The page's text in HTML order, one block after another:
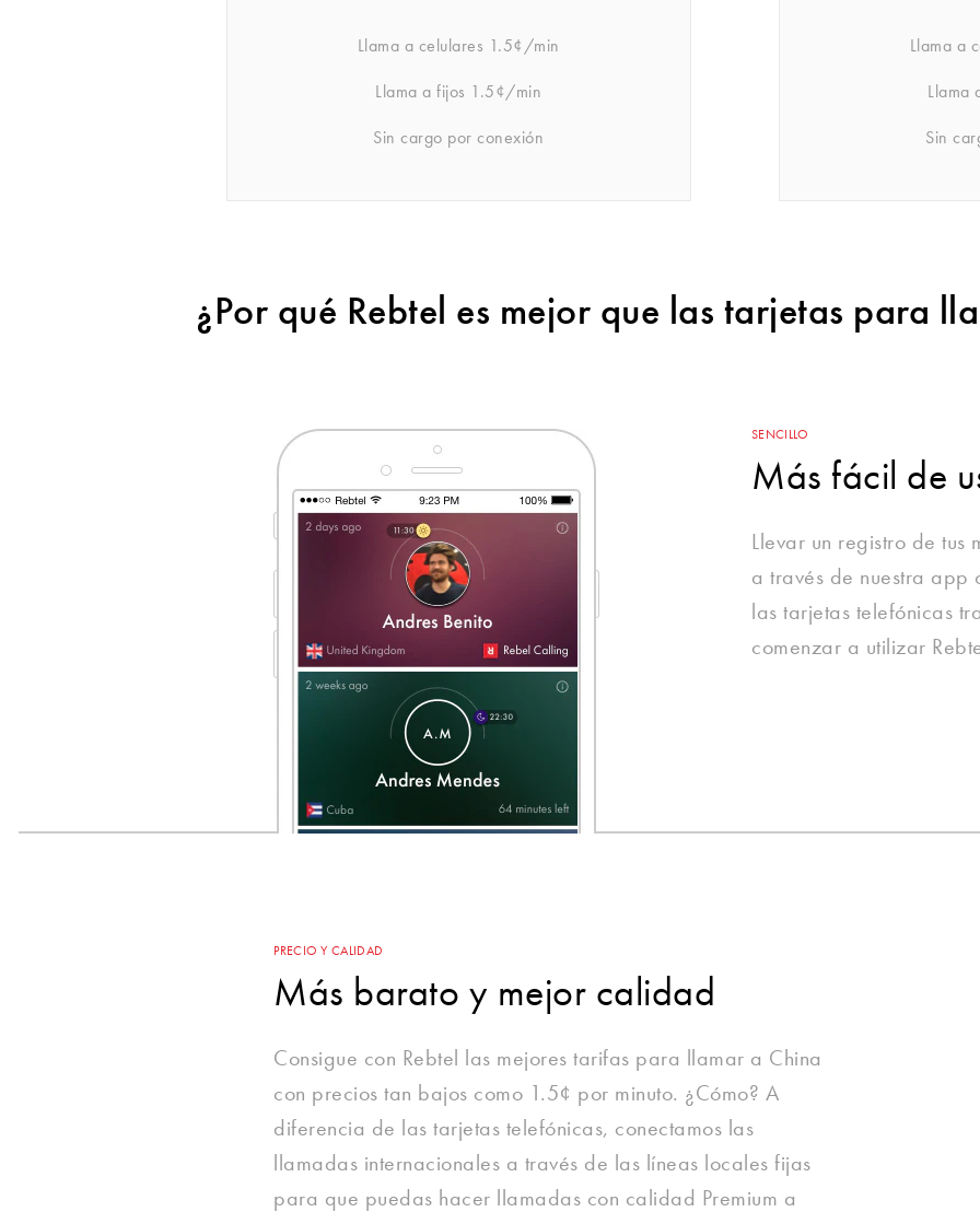
Llama a celulares 1.5¢/min
Llama a fijos 1.5¢/min
Sin cargo por conexión
Llama a
Llama
Sin
¿Por qué Rebtel es mejor que las tarjetas para
SENCILLO
Más fácil de
Llevar un registro de tus
a través de nuestra app
las tarjetas telefónicas
comenzar a utilizar
PRECIO Y CALIDAD
Más barato y mejor calidad
Consigue con Rebtel las mejores tarifas para llamar a China
con precios tan bajos como 1.5¢ por minuto. ¿Cómo? A
diferencia de las tarjetas telefónicas, conectamos las
llamadas internacionales a través de las líneas locales fijas
para que puedas hacer llamadas con calidad Premium a